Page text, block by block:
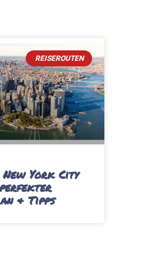
REISEROUTEN
York City
& Tipps